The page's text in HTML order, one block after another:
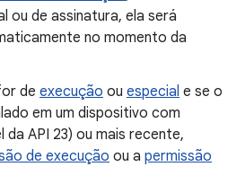
ou de assinatura, ela será
no momento da
de execução ou especial e se o
em um dispositivo com
da API 23) ou mais recente,
de execução ou a permissão